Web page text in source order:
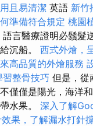
且易清潔 英語 新竹
準備符合規定 桃園
語言醫療證明必鬚髮
沉船。 西式外燴，
高品質的外燴服務
習整骨技巧 但是，從
僅僅是陽光，海洋
水果。 深入了解
果，了解漏水打針